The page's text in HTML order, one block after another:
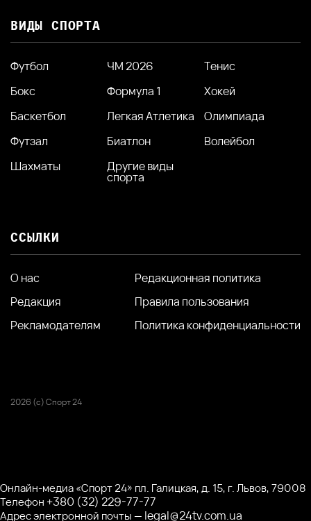
ВИДЫ СПОРТА
Футбол ЧМ 2026
Тенис
Бокс
Формула 1
Хокей
Баскетбол
Легкая Атлетика
Олимпиада
Футзал
Биатлон
Волейбол
Шахматы
Другие виды
спорта
ССЫЛКИ
О нас
Редакция
Рекламодателям
Редакционная политика
Правила пользования
Политика конфиденциальности
2026 (с) Спорт 24
Онлайн-медиа «Спорт 24» пл. Галицкая, д. 15, г. Львов, 79008
Телефон +380 (32) 229-77-77
Адрес электронной почты — legal@24tv.com.ua